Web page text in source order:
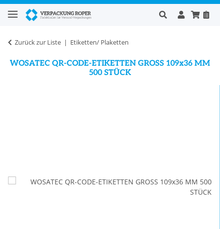
Zurück zur Liste Etiketten/ Plaketten
WOSATEC QR-CODE-ETIKETTEN GROSS 109x36 MM
500 STÜCK